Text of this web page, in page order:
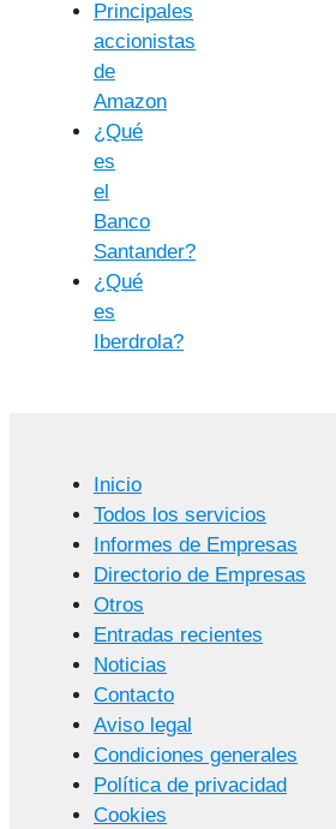
Principales
accionistas
de
Amazon
¿Qué
es
el
Banco
Santander?
¿Qué
es
Iberdrola?
Inicio
Todos los servicios
Informes de Empresas
Directorio de Empresas
Otros
Entradas recientes
Noticias
Contacto
Aviso legal
Condiciones generales
Política de privacidad
Cookies